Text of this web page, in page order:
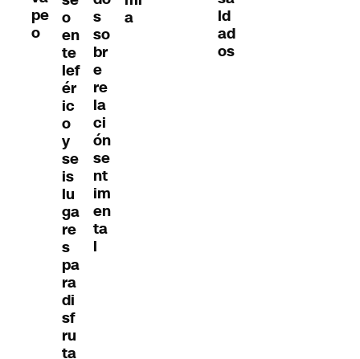
pe
o
o
en
te
lef
ér
ic
o
y
se
is
lu
ga
re
s
pa
ra
di
sf
ru
ta
s
so
br
e
re
la
ci
ón
se
nt
im
en
ta
l
a
ld
ad
os